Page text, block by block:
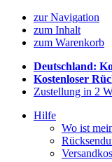
zur Navigation
zum Inhalt
zum Warenkorb
Deutschland:
Kostenloser
Zustellung in 2
Hilfe
Wo ist